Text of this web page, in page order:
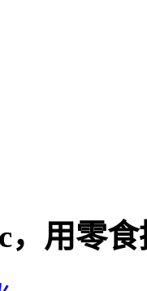
，用零